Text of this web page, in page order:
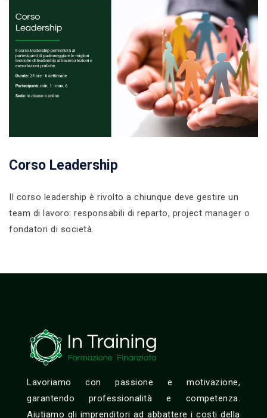
Corso Leadership
Il corso leadership è rivolto a chiunque deve gestire un
team di lavoro: responsabili di reparto, project manager o
fondatori di società.
Lavoriamo con passione e motivazione,
garantendo professionalità e competenza.
Aiutiamo gli imprenditori ad abbattere i costi della